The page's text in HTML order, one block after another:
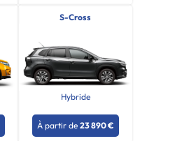
S-Cross
Hybride
À partir de 23 890 €